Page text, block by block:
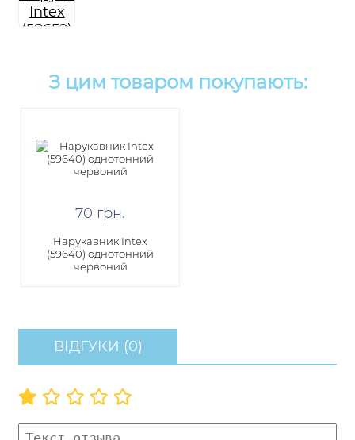
З цим товаром покупають:
70 грн.
Нарукавник Intex
(59640) однотонний
червоний
ВІДГУКИ (0)